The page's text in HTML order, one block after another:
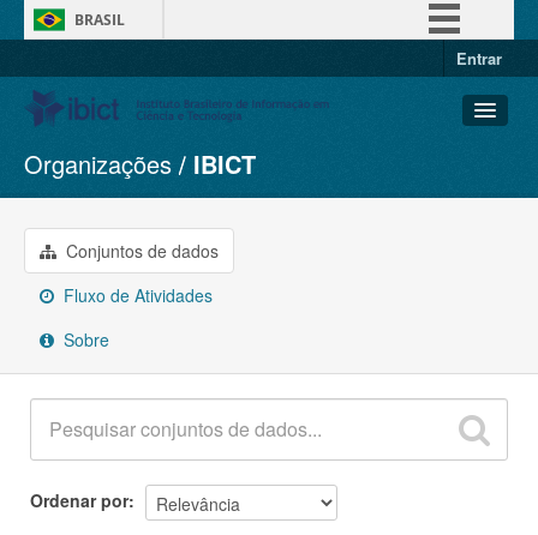
BRASIL
Entrar
Conjuntos de dados
Organizações
Grupos
Sobre
Organizações IBICT
Conjuntos de dados
Fluxo de Atividades
Sobre
Ordenar por